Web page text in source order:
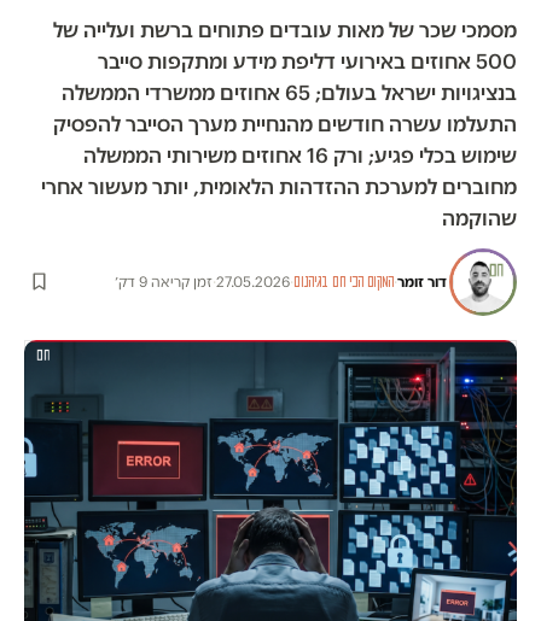
מסמכי שכר של מאות עובדים פתוחים ברשת ועלייה של
500 אחוזים באירועי דליפת מידע ומתקפות סייבר
בנציגויות ישראל בעולם; 65 אחוזים ממשרדי הממשלה
התעלמו עשרה חודשים מהנחיית מערך הסייבר להפסיק
שימוש בכלי פגיע; ורק 16 אחוזים משירותי הממשלה
מחוברים למערכת ההזדהות הלאומית, יותר מעשור אחרי
שהוקמה
דור זומר·המקום הכי חם בגיהנום·
27.05.2026
·זמן קריאה 9 דק׳